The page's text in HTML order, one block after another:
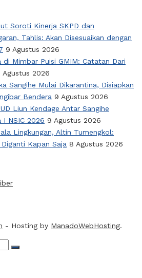
Soroti Kinerja SKPD dan
Tahlis: Akan Disesuaikan dengan
9 Agustus 2026
di Mimbar Puisi GMIM: Catatan Dari
Agustus 2026
Sangihe Mulai Dikarantina, Disiapkan
Bendera 9 Agustus 2026
Liun Kendage Antar Sangihe
I NSIC 2026 9 Agustus 2026
Lingkungan, Altin Tumengkol:
Kapan Saja 8 Agustus 2026
- Hosting by ManadoWebHosting.